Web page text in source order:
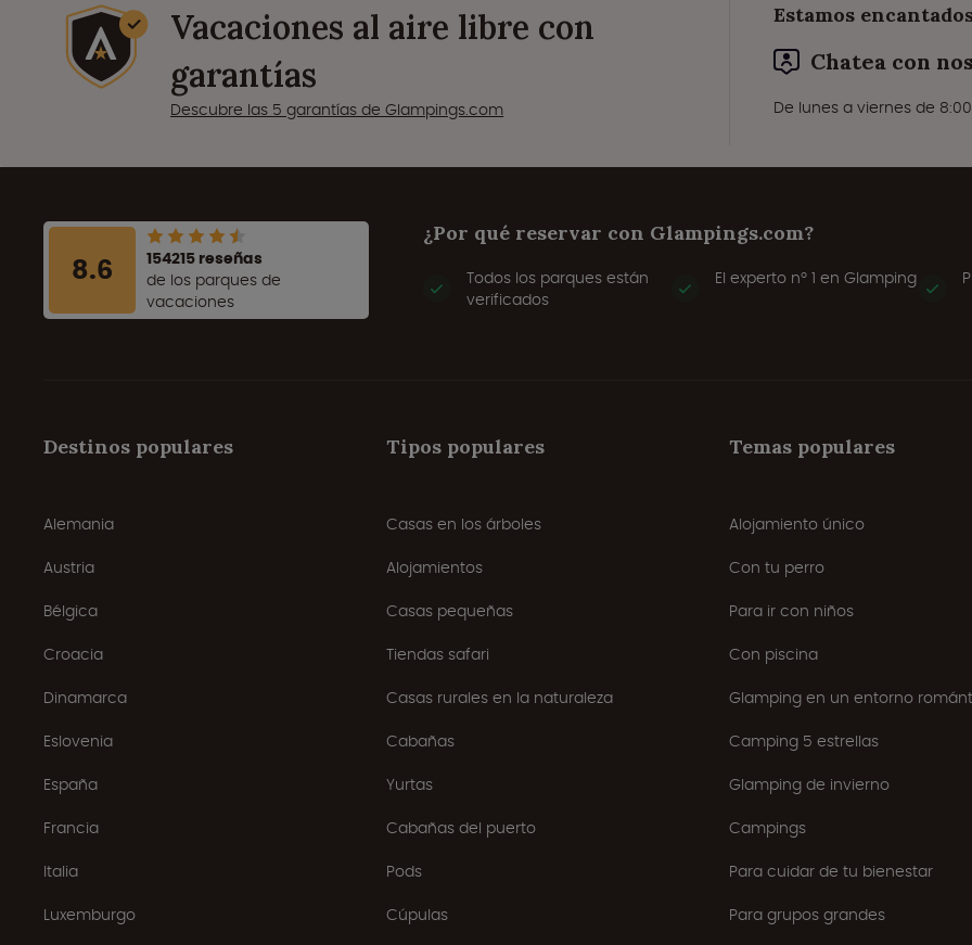
Vacaciones al aire libre con
garantías
Descubre las 5 garantías de Glampings.com
Estamos
Chatea con
De lunes a viernes de
8.6
154215 reseñas
de los parques de
vacaciones
¿Por qué reservar con Glampings.com?
Todos los parques están
verificados
El experto nº 1 en Glamping
Destinos populares
Alemania
Austria
Bélgica
Croacia
Dinamarca
Eslovenia
España
Francia
Italia
Luxemburgo
Tipos populares
Casas en los árboles
Alojamientos
Casas pequeñas
Tiendas safari
Casas rurales en la naturaleza
Cabañas
Yurtas
Cabañas del puerto
Pods
Cúpulas
Temas populares
Alojamiento único
Con tu perro
Para ir con niños
Con piscina
Glamping en un entorno
Camping 5 estrellas
Glamping de invierno
Campings
Para cuidar de tu bienestar
Para grupos grandes